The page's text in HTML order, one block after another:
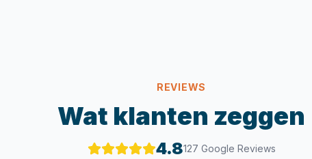
REVIEWS
Wat klanten zeggen
4.8127 Google Reviews